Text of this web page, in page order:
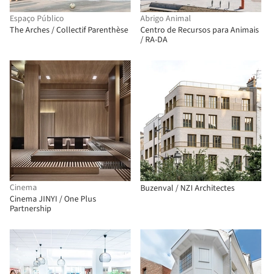
Espaço Público
The Arches / Collectif Parenthèse
Abrigo Animal
Centro de Recursos para Animais
/ RA-DA
Cinema
Cinema JINYI / One Plus
Partnership
Buzenval / NZI Architectes